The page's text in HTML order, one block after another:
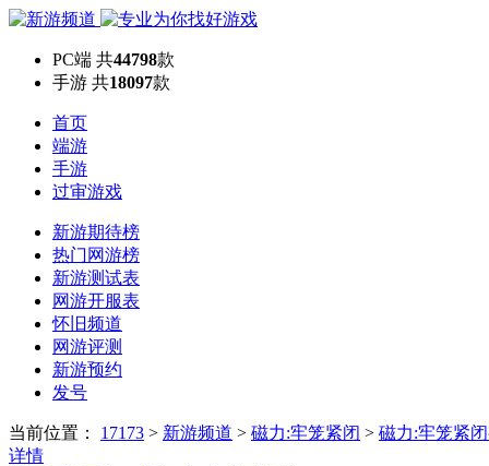
PC端 共44798款
手游 共18097款
首页
端游
手游
过审游戏
新游期待榜
热门网游榜
新游测试表
网游开服表
怀旧频道
网游评测
新游预约
发号
当前位置： 17173 > 新游频道 > 磁力:牢笼紧闭 > 磁力:牢笼紧
详情